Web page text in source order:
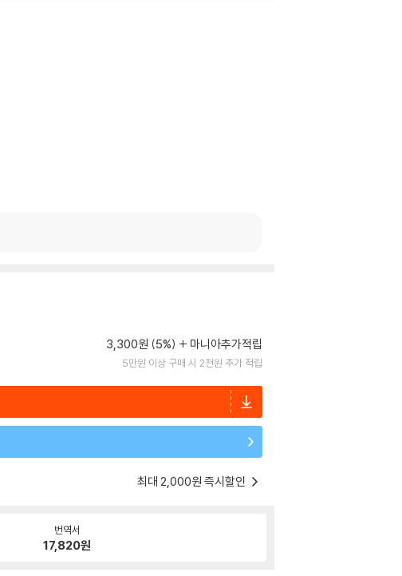
3,300원 (5%) 마니아추가적립
5만원 이상 구매 시 2천원 추가 적립
최대 2,000원 즉시할인
번역서
17,820원